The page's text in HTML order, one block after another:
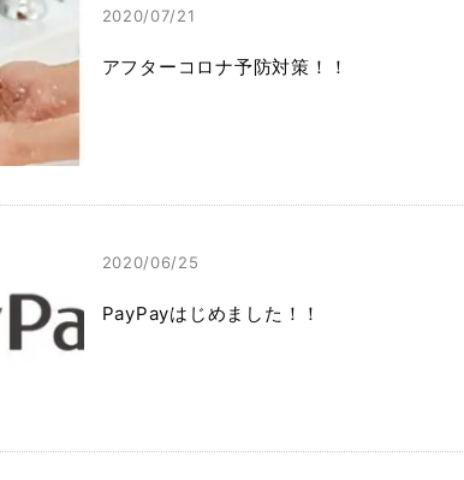
2020/07/21
アフターコロナ予防対策！！
2020/06/25
PayPayはじめました！！